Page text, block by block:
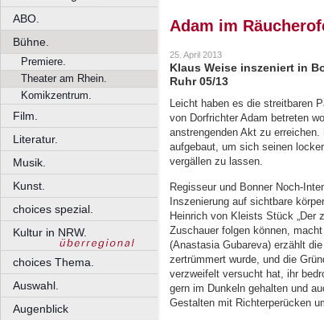
ABO.
Bühne.
Premiere.
Theater am Rhein.
Komikzentrum.
Film.
Literatur.
Musik.
Kunst.
choices spezial.
Kultur in NRW.
choices Thema.
Auswahl.
Augenblick
Adam im
25. April 2013
Klaus Weise inszeniert in
Ruhr 05/13
Leicht haben es die streitbaren
von Dorfrichter Adam betreten
anstrengenden Akt zu
aufgebaut, um sich seinen
vergällen zu lassen.
Regisseur und Bonner Noch-
Inszenierung auf sichtbare
Heinrich von Kleists Stück „Der
Zuschauer folgen können,
(Anastasia Gubareva) erzählt
zertrümmert wurde, und die
verzweifelt versucht hat, ihr
gern im Dunkeln gehalten und
Gestalten mit Richterperücken